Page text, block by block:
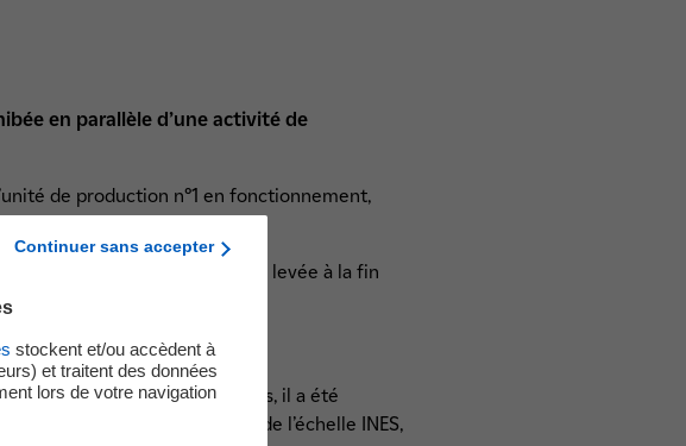
en parallèle d’une activité de
de production n°1 en fonctionnement,
détectée.
de ligne et aurait dû être levée à la fin
la chaîne.
des installations. Toutefois, il a été
(ASNR), au niveau 0 de l’échelle INES,
Continuer sans accepter
stockent et/ou accèdent à
et traitent des données
lors de votre navigation